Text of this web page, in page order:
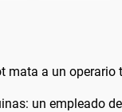
mata a un
un empleado